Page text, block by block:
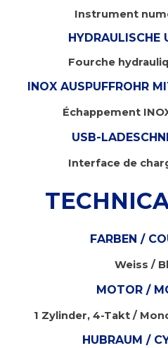
Instrument
HYDRAULISCHE
Fourche
INOX AUSPUFFROHR
Échappement
USB-
Interface de
FARBEN /
Weiss /
MOTOR /
1 Zylinder, 4-Takt /
HUBRAUM /